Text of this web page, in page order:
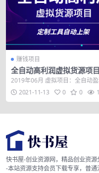
赚钱项目
全自动高利润虚拟货源项
制工具自动上架
2019年06月 虚拟项目：全自动
成本获得虚拟资源，借助定制工
上架...2021-11-13 0 0
快书屋-创业资源网，精品创业资源
-本站资源支持会员下载专享，普